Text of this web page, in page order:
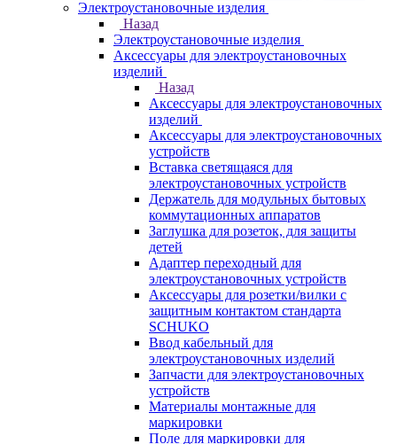
Электроустановочные изделия
Назад
Электроустановочные изделия
Аксессуары для электроустановочных
изделий
Назад
Аксессуары для электроустановочных
изделий
Аксессуары для электроустановочных
устройств
Вставка светящаяся для
электроустановочных устройств
Держатель для модульных бытовых
коммутационных аппаратов
Заглушка для розеток, для защиты
детей
Адаптер переходный для
электроустановочных устройств
Аксессуары для розетки/вилки с
защитным контактом стандарта
SCHUKO
Ввод кабельный для
электроустановочных изделий
Запчасти для электроустановочных
устройств
Материалы монтажные для
маркировки
Поле для маркировки для